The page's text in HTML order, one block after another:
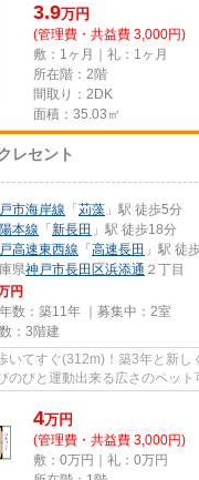
3.9万円
(管理費・共益費 3,000円)
敷：1ヶ月｜礼：1ヶ月
所在階：2階
間取り：2DK
面積：35.03㎡
レセント
市海岸線 「 苅藻 」駅 徒歩5分
本線 「 新長田 」駅 徒歩18分
高速東西線 「 高速長田 」駅 徒
県神戸市長田区浜添通 ２丁目
円
数：築11年 ｜募集中： 2室
：3階建
いてすぐ(312m)！築3年と新し
のびと運動出来る広さのペッ
4万円
(管理費・共益費 3,000円)
敷：0万円｜礼：0万円